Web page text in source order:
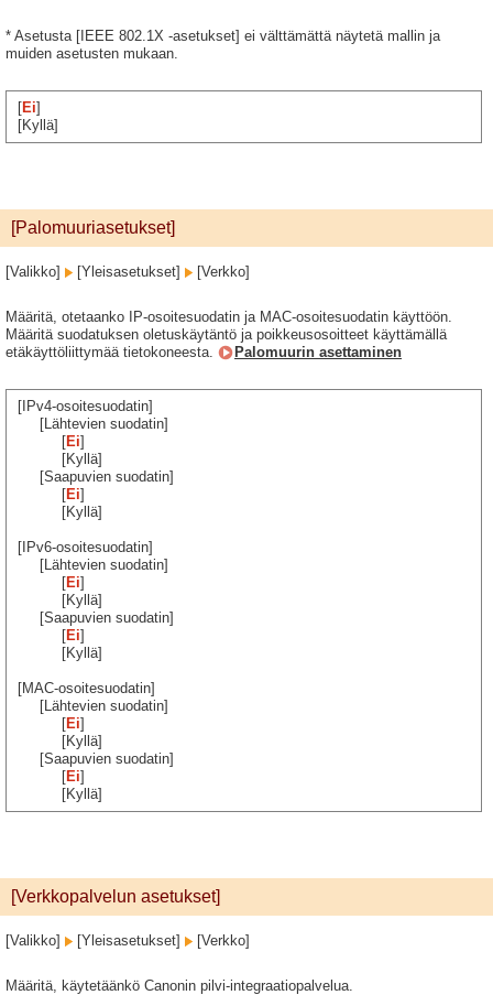
* Asetusta [IEEE 802.1X -asetukset] ei välttämättä näytetä mallin ja
muiden asetusten mukaan.
[Ei]
[Kyllä]
[Palomuuriasetukset]
[Valikko] [Yleisasetukset] [Verkko]
Määritä, otetaanko IP-osoitesuodatin ja MAC-osoitesuodatin käyttöön.
Määritä suodatuksen oletuskäytäntö ja poikkeusosoitteet käyttämällä
etäkäyttöliittymää tietokoneesta.
Palomuurin asettaminen
[IPv4-osoitesuodatin]
[Lähtevien suodatin]
[Ei]
[Kyllä]
[Saapuvien suodatin]
[Ei]
[Kyllä]
[IPv6-osoitesuodatin]
[Lähtevien suodatin]
[Ei]
[Kyllä]
[Saapuvien suodatin]
[Ei]
[Kyllä]
[MAC-osoitesuodatin]
[Lähtevien suodatin]
[Ei]
[Kyllä]
[Saapuvien suodatin]
[Ei]
[Kyllä]
[Verkkopalvelun asetukset]
[Valikko] [Yleisasetukset] [Verkko]
Määritä, käytetäänkö Canonin pilvi-integraatiopalvelua.